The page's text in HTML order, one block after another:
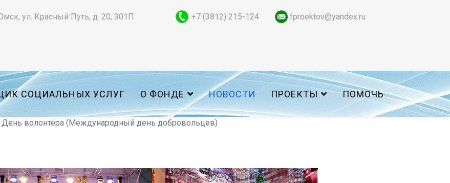
ул. Красный Путь, д. 20, 301П +7 (3812) 215-124 fproektov@yandex.ru
СОЦИАЛЬНЫХ УСЛУГ О ФОНДЕ НОВОСТИ ПРОЕКТЫ ПОМОЧЬ
День волонтёра (Международный день добровольцев)